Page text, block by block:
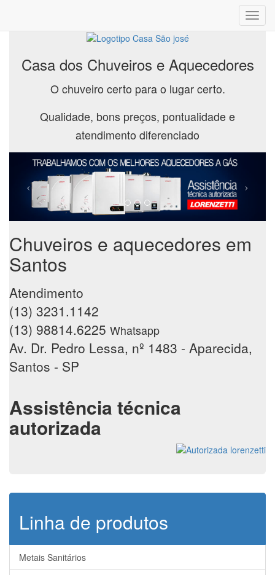
Casa dos Chuveiros e Aquecedores
O chuveiro certo para o lugar certo.
Qualidade, bons preços, pontualidade e
atendimento diferenciado
Chuveiros e aquecedores em
Santos
Atendimento
(13) 3231.1142
(13) 98814.6225 Whatsapp
Av. Dr. Pedro Lessa, nº 1483 - Aparecida,
Santos - SP
Assistência técnica
autorizada
Linha de produtos
Metais Sanitários